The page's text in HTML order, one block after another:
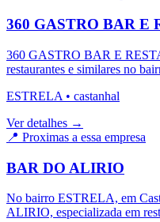
360 GASTRO BAR E
360 GASTRO BAR E
restaurantes e similares no
ESTRELA • castanhal
Ver detalhes →
📍 Proximas a essa empresa
BAR DO ALIRIO
No bairro ESTRELA, em
ALIRIO, especializada em